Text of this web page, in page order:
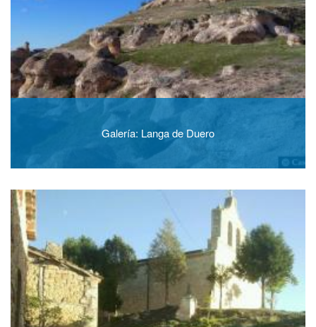
Galería: Langa de Duero